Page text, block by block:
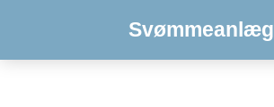
Svømmeanlæg